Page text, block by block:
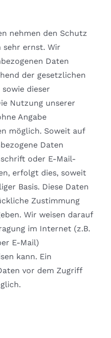
nehmen den Schutz
sehr ernst. Wir
Daten
der gesetzlichen
dieser
Nutzung unserer
Angabe
möglich. Soweit auf
Daten
oder E-Mail-
erfolgt dies, soweit
Basis. Diese Daten
Zustimmung
Wir weisen darauf
im Internet (z.B.
E-Mail)
kann. Ein
vor dem Zugriff